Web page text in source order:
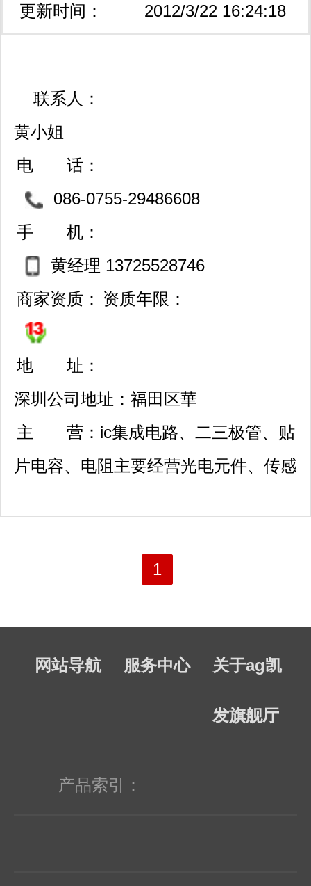
更新时间： 2012/3/22 16:24:18
联系人：
黄小姐
电 话：
086-0755-29486608
29486609
手 机：
黄经理 13725528746
商家资质： 资质年限：
地 址：
深圳公司地址：福田区華
強北金茂禮都
主 营： ic集成电路、二三极管、贴
片电容、电阻主要经营光电元件、传感
管、红外接收头、反射型光电开关、对
器。传感元器件系列包括：霍尔开关．
人体感应。ic半导体主要经营的品牌
vishay ),英飞凌( infineon ),飞兆半导体(
1
网站导航 服务中心 关于ag凯
发旗舰厅
产品索引：